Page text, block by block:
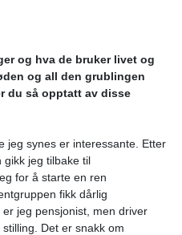
og hva de bruker livet og
og all den grublingen
du så opptatt av disse
jeg synes er interessante. Etter
gikk jeg tilbake til
for å starte en ren
fikk dårlig
er jeg pensjonist, men driver
Det er snakk om